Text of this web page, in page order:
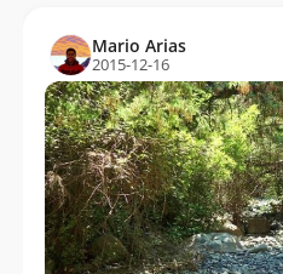
Mario Arias
2015-12-16